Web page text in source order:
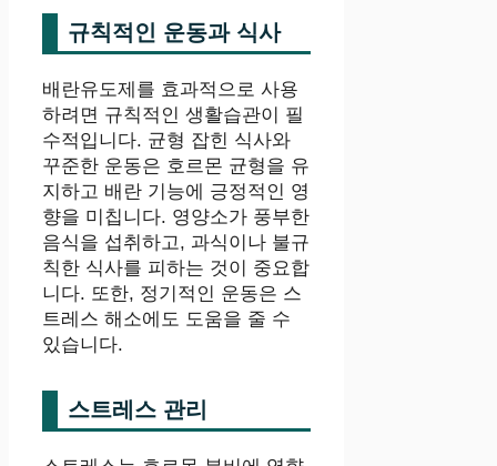
규칙적인 운동과 식사
배란유도제를 효과적으로 사용
하려면 규칙적인 생활습관이 필
수적입니다. 균형 잡힌 식사와
꾸준한 운동은 호르몬 균형을 유
지하고 배란 기능에 긍정적인 영
향을 미칩니다. 영양소가 풍부한
음식을 섭취하고, 과식이나 불규
칙한 식사를 피하는 것이 중요합
니다. 또한, 정기적인 운동은 스
트레스 해소에도 도움을 줄 수
있습니다.
스트레스 관리